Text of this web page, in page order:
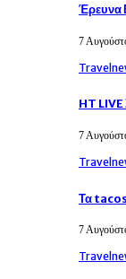
Έρευνα
7
HT
7
Τα
7